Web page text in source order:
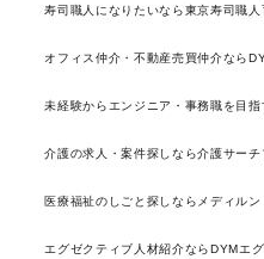
寿司職人になりたいなら東京寿司職人
オフィス仲介・不動産売買仲介なら
未経験からエンジニア・事務職を目
介護の求人・案件探しなら介護サーチ
医療福祉のしごと探しならメディルン
エグゼクティブ人材紹介ならDYMエ